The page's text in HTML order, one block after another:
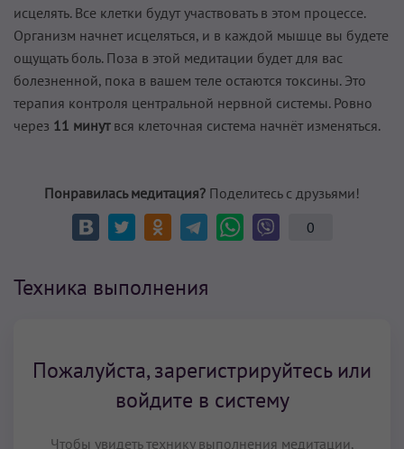
исцелять. Все клетки будут участвовать в этом процессе.
Организм начнет исцеляться, и в каждой мышце вы будете
ощущать боль. Поза в этой медитации будет для вас
болезненной, пока в вашем теле остаются токсины. Это
терапия контроля центральной нервной системы. Ровно
через 11 минутвся клеточная система начнёт изменяться.
Понравилась медитация? Поделитесь с друзьями!
0
Техника выполнения
Пожалуйста, зарегистрируйтесь или
войдите в систему
Чтобы увидеть технику выполнения медитации,